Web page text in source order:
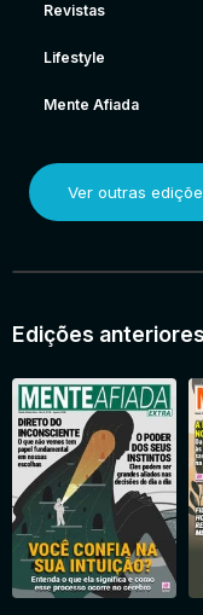
Revistas
Lifestyle
Mente Afiada
Ver outras
Edições anteriores